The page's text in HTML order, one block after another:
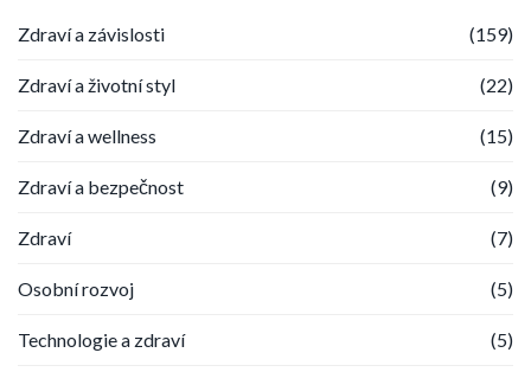
Zdraví a závislosti (159)
Zdraví a životní styl (22)
Zdraví a wellness (15)
Zdraví a bezpečnost (9)
Zdraví (7)
Osobní rozvoj (5)
Technologie a zdraví (5)